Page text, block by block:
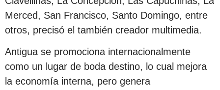
Merced, San Francisco, Santo Domingo, entre
otros, precisó el también creador multimedia.
Antigua se promociona internacionalmente
como un lugar de boda destino, lo cual mejora
la economía interna, pero genera